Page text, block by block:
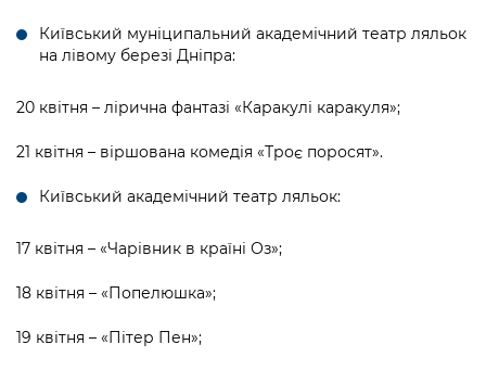
Київський муніципальний академічний театр ляльок
на лівому березі Дніпра:
20 квітня – лірична фантазі «Каракулі каракуля»;
21 квітня – віршована комедія «Троє поросят».
Київський академічний театр ляльок:
17 квітня – «Чарівник в країні Оз»;
18 квітня – «Попелюшка»;
19 квітня – «Пітер Пен»;